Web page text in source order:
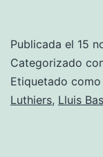
gloria
Publicada el 15
Categorizado
Etiquetado como
Luthiers, Lluis